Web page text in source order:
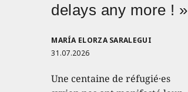
delays any more ! »
MARÍA ELORZA SARALEGUI
31.07.2026
Une centaine de réfugié·es